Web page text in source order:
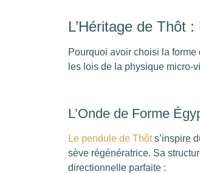
L’Héritage de Thôt
Pourquoi avoir choisi la
les lois de la physique micro-
L’Onde de Forme
Le pendule de Thôts’inspire
sève régénératrice. Sa
directionnelle parfaite :